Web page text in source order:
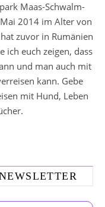
Maas-Schwalm-
2014 im Alter von
zuvor in Rumänien
ich euch zeigen, dass
und man auch mit
kann. Gebe
mit Hund, Leben